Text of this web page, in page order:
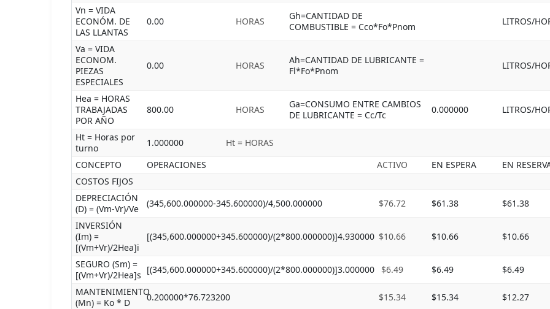
Vn = VIDA
ECONÓM. DE
LAS LLANTAS
0.00 HORAS
Gh=CANTIDAD DE
COMBUSTIBLE = Cco*Fo*Pnom
LITROS/
Va = VIDA
ECONOM.
PIEZAS
ESPECIALES
0.00 HORAS
Ah=CANTIDAD DE LUBRICANTE =
Fl*Fo*Pnom
LITROS/
Hea = HORAS
TRABAJADAS
POR AÑO
800.00 HORAS
Ga=CONSUMO ENTRE CAMBIOS
DE LUBRICANTE = Cc/Tc
0.000000 LITROS/
Ht = Horas por
turno
1.000000
Ht = HORAS
CONCEPTO
OPERACIONES ACTIVO EN ESPERA
EN
COSTOS FIJOS
DEPRECIACIÓN
(D) = (Vm-Vr)/Ve
(345,600.000000-345.600000)/4,500.000000 $76.72 $61.38
$61.38
INVERSIÓN
(Im) =
[(Vm+Vr)/2Hea]i
[(345,600.000000+345.600000)/(2*800.000000)]4.930000 $10.66 $10.66 $10.66
SEGURO (Sm) =
[(Vm+Vr)/2Hea]s [(345,600.000000+345.600000)/(2*800.000000)]3.000000 $6.49 $6.49
$6.49
MANTENIMIENTO
(Mn) = Ko * D
0.200000*76.723200 $15.34 $15.34
$12.27